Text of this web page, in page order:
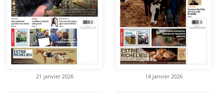
21 janvier 2026 14 janvier 2026